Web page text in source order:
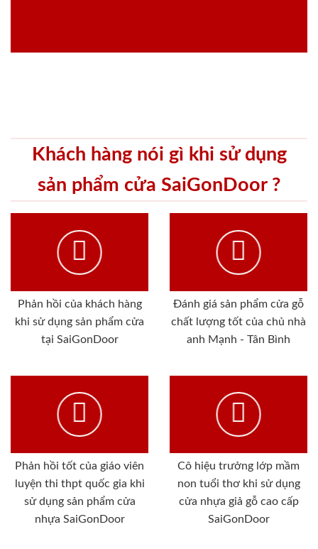
Khách hàng nói gì khi sử dụng
sản phẩm cửa SaiGonDoor ?
Phản hồi của khách hàng
khi sử dụng sản phẩm cửa
tại SaiGonDoor
Đánh giá sản phẩm cửa gỗ
chất lượng tốt của chủ nhà
anh Mạnh - Tân Bình
Phản hồi tốt của giáo viên
luyện thi thpt quốc gia khi
sử dụng sản phẩm cửa
nhựa SaiGonDoor
Cô hiệu trưởng lớp mầm
non tuổi thơ khi sử dụng
cửa nhựa giả gỗ cao cấp
SaiGonDoor